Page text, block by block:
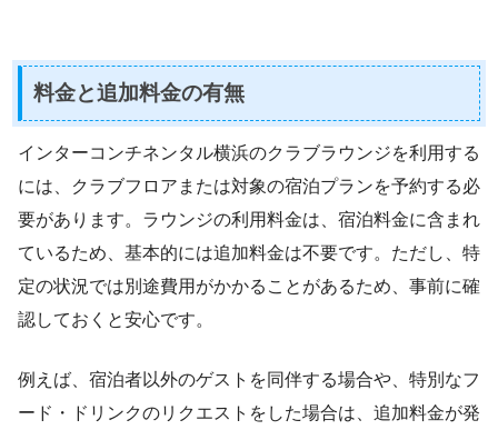
料金と追加料金の有無
インターコンチネンタル横浜のクラブラウンジを利用する
には、クラブフロアまたは対象の宿泊プランを予約する必
要があります。ラウンジの利用料金は、宿泊料金に含まれ
ているため、基本的には追加料金は不要です。ただし、特
定の状況では別途費用がかかることがあるため、事前に確
認しておくと安心です。
例えば、宿泊者以外のゲストを同伴する場合や、特別なフ
ード・ドリンクのリクエストをした場合は、追加料金が発